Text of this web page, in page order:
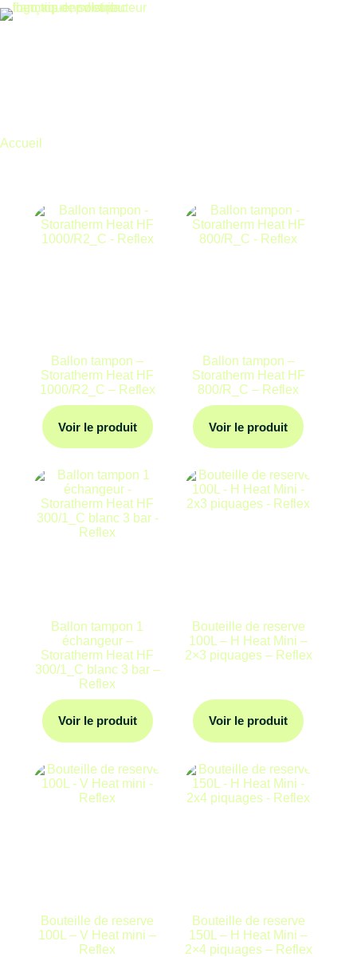
Accueil
Ballon tampon –
Storatherm Heat HF
1000/R2_C – Reflex
Voir le produit
Ballon tampon –
Storatherm Heat HF
800/R_C – Reflex
Voir le produit
Ballon tampon 1
échangeur –
Storatherm Heat HF
300/1_C blanc 3 bar –
Reflex
Voir le produit
Bouteille de reserve
100L – H Heat Mini –
2×3 piquages – Reflex
Voir le produit
Bouteille de reserve
100L – V Heat mini –
Reflex
Bouteille de reserve
150L – H Heat Mini –
2×4 piquages – Reflex